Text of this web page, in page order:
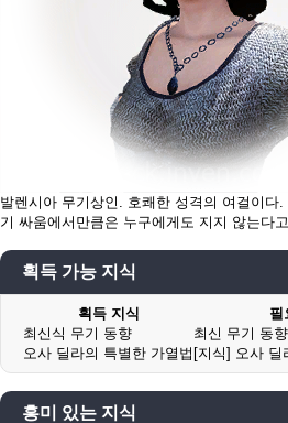
발렌시아 무기상인. 호쾌한 성격의 여걸이다
기 싸움에서만큼은 누구에게도 지지 않는다
획득 가능 지식
획득 지식 필
최신식 무기 동향
최신 무기 동
오사 딜라의 특별한 가열법 [지식] 오사 딜
흥미 있는 지식